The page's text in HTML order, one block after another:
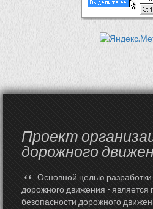
Проект
дорожного
“ Основной целью разработки
дорожного движения -
безопасности дорожного